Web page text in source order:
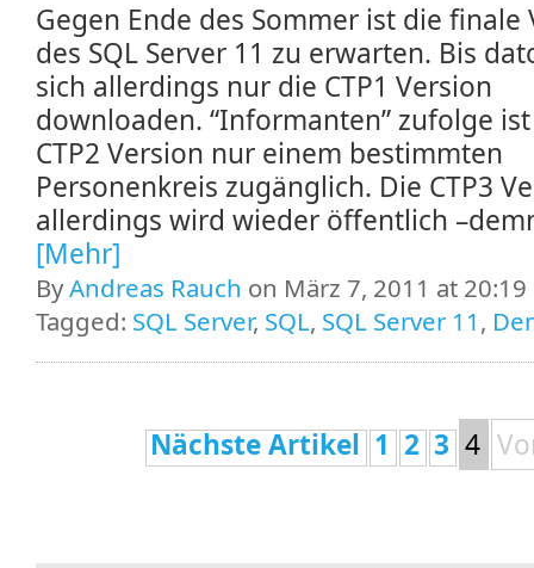
Gegen Ende des Sommer ist die finale
des SQL Server 11 zu erwarten. Bis
sich allerdings nur die CTP1 Version
downloaden. “Informanten” zufolge
CTP2 Version nur einem bestimmten
Personenkreis zugänglich. Die CTP3
allerdings wird wieder öffentlich
[Mehr]
ByAndreas Rauch on März 7, 2011 at 20:19
Tagged: SQL Server, SQL, SQL Server 11,
Nächste Artikel 1 2 3 4